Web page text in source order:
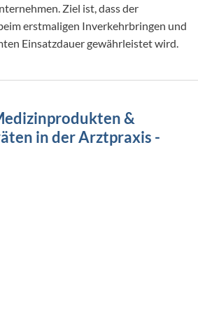
Ziel ist, dass der
erstmaligen Inverkehrbringen und
Einsatzdauer gewährleistet wird.
&
in der Arztpraxis -